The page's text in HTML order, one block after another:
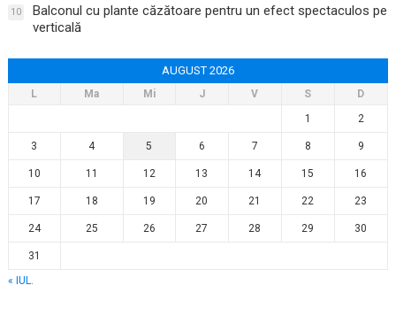
10
Balconul cu plante căzătoare pentru un efect spectaculos pe
verticală
AUGUST 2026
L Ma Mi J V S
D
1
2
3 4 5 6 7 8 9
10 11 12 13 14 15 16
17 18 19 20 21 22 23
24 25 26 27 28 29 30
31
« IUL.